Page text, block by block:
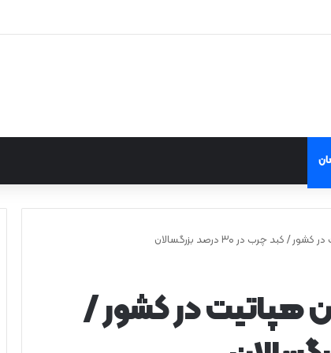
چرب در ۳۰ درصد بزرگسالان
هپاتیت در کشور /